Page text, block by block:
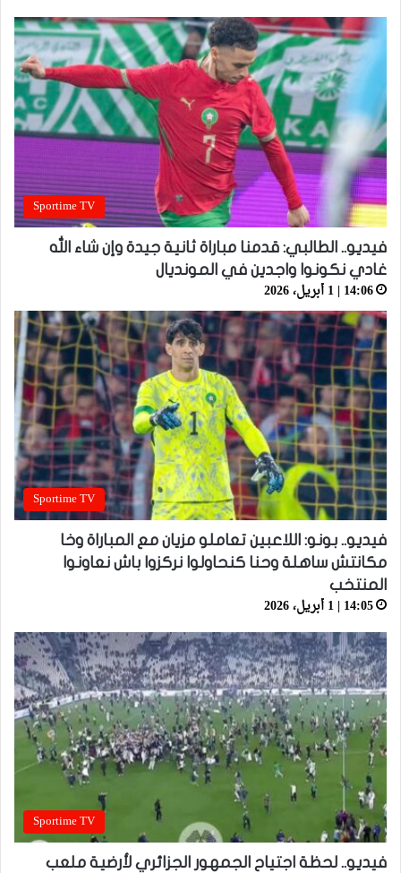
Sportime TV
فيديو.. الطالبي: قدمنا مباراة ثانية جيدة وإن شاء الله
غادي نكونوا واجدين في المونديال
14:06 | 1 أبريل، 2026
Sportime TV
فيديو.. بونو: اللاعبين تعاملو مزيان مع المباراة وخا
مكانتش ساهلة وحنا كنحاولوا نركزوا باش نعاونوا
المنتخب
14:05 | 1 أبريل، 2026
Sportime TV
فيديو.. لحظة اجتياح الجمهور الجزائري لأرضية ملعب